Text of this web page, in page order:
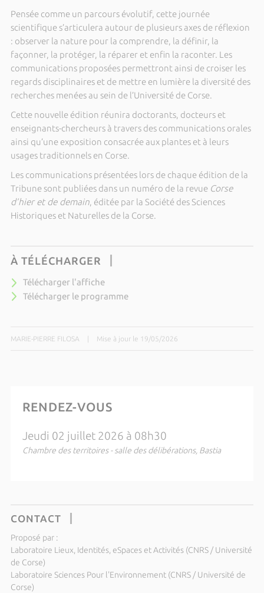
Pensée comme un parcours évolutif, cette journée
scientifique s’articulera autour de plusieurs axes de réflexion
: observer la nature pour la comprendre, la définir, la
façonner, la protéger, la réparer et enfin la raconter. Les
communications proposées permettront ainsi de croiser les
regards disciplinaires et de mettre en lumière la diversité des
recherches menées au sein de l’Université de Corse.
Cette nouvelle édition réunira doctorants, docteurs et
enseignants-chercheurs à travers des communications orales
ainsi qu’une exposition consacrée aux plantes et à leurs
usages traditionnels en Corse.
Les communications présentées lors de chaque édition de la
Tribune sont publiées dans un numéro de la revue Corse
d’hier et de demain, éditée par la Société des Sciences
Historiques et Naturelles de la Corse.
À TÉLÉCHARGER
Télécharger l'affiche
Télécharger le programme
MARIE-PIERRE FILOSA Mise à jour le 19/05/2026
RENDEZ-VOUS
Jeudi 02 juillet 2026 à 08h30
Chambre des territoires - salle des délibérations, Bastia
CONTACT
Proposé par :
Laboratoire Lieux, Identités, eSpaces et Activités (CNRS / Université
de Corse)
Laboratoire Sciences Pour l'Environnement (CNRS / Université de
Corse)